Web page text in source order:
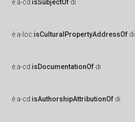
è a-cd:isSubjectOf di
è a-loc:isCulturalPropertyAddressOf di
è a-cd:isDocumentationOf di
è a-cd:isAuthorshipAttributionOf di